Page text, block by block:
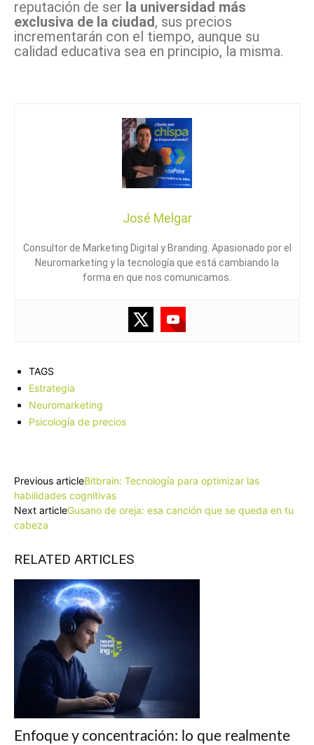
reputación de ser la universidad más
exclusiva de la ciudad, sus precios
incrementarán con el tiempo, aunque su
calidad educativa sea en principio, la misma.
José Melgar
Consultor de Marketing Digital y Branding. Apasionado por el
Neuromarketing y la tecnología que está cambiando la
forma en que nos comunicamos.
TAGS
Estrategia
Neuromarketing
Psicología de precios
Previous articleBitbrain: Tecnología para optimizar las
habilidades cognitivas
Next articleGusano de oreja: esa canción que se queda en tu
cabeza
RELATED ARTICLES
Enfoque y concentración: lo que realmente